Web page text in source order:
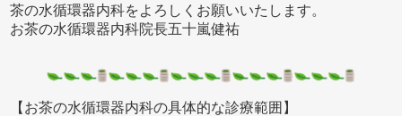
茶の水循環器内科をよろしくお願いいたします。
お茶の水循環器内科院長五十嵐健祐
【お茶の水循環器内科の具体的な診療範囲】